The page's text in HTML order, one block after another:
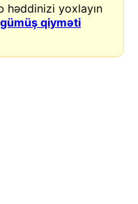
həddinizi yoxlayın
qiyməti